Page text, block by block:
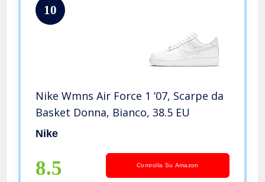
10
Nike Wmns Air Force 1 ’07, Scarpe da
Basket Donna, Bianco, 38.5 EU
Nike
8.5 Controlla Su Amazon